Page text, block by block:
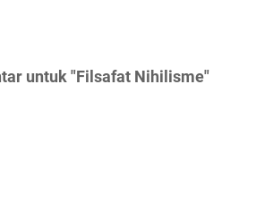
untuk "Filsafat Nihilisme"